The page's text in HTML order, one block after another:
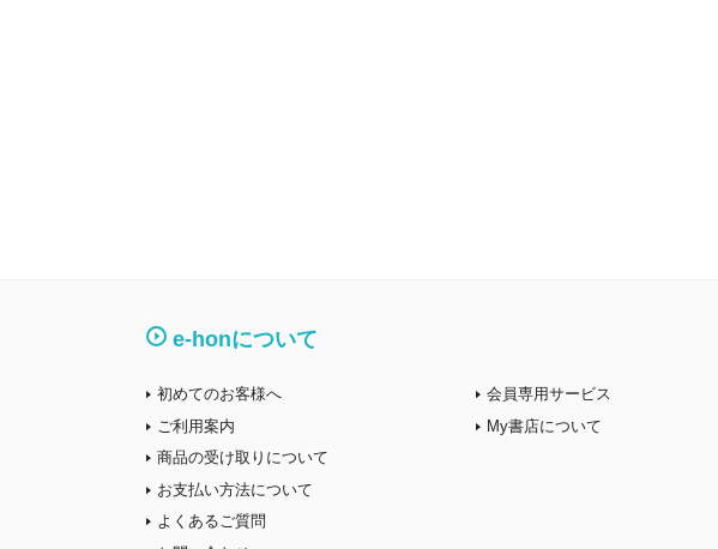
e-honについて
初めてのお客様へ
ご利用案内
商品の受け取りについて
お支払い方法について
よくあるご質問
会員専用サービス
My書店について